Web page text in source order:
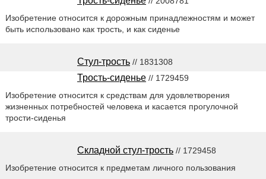
Изобретение относится к дорожным принадлежностям и может
быть использовано как трость, и как сиденье
Стул-трость // 1831308
Трость-сиденье // 1729459
Изобретение относится к средствам для удовлетворения
жизненных потребностей человека и касается прогулочной
трости-сиденья
Складной стул-трость // 1729458
Изобретение относится к предметам личного пользования